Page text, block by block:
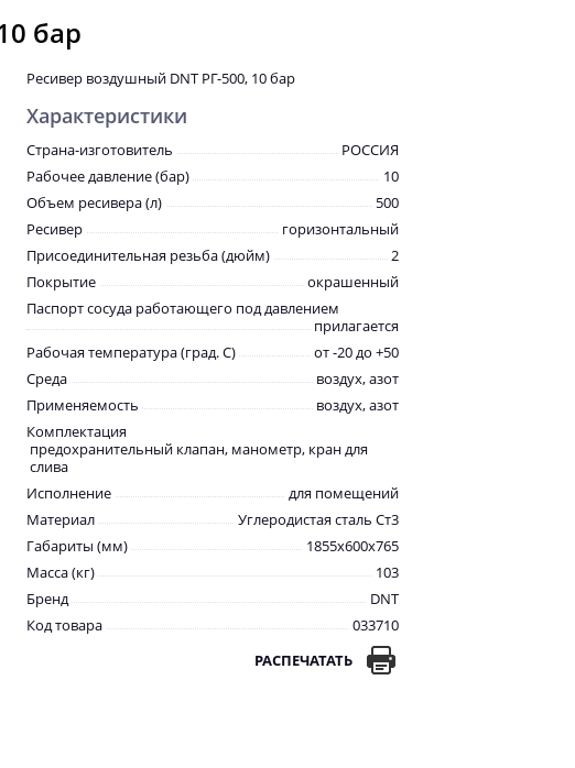
бар
Ресивер воздушный DNT РГ-500, 10 бар
Характеристики
Страна-изготовитель
РОССИЯ
Рабочее давление (бар)
10
Объем ресивера (л)
500
Ресивер
горизонтальный
Присоединительная резьба (дюйм)
2
Покрытие
окрашенный
Паспорт сосуда работающего под давлением
прилагается
Рабочая температура (град. C)
от -20 до +50
Среда
воздух, азот
Применяемость
воздух, азот
Комплектация
предохранительный клапан, манометр, кран для
слива
Исполнение
для помещений
Материал
Углеродистая сталь Ст3
Габариты (мм)
1855х600х765
Масса (кг)
103
Бренд
DNT
Код товара
033710
РАСПЕЧАТАТЬ